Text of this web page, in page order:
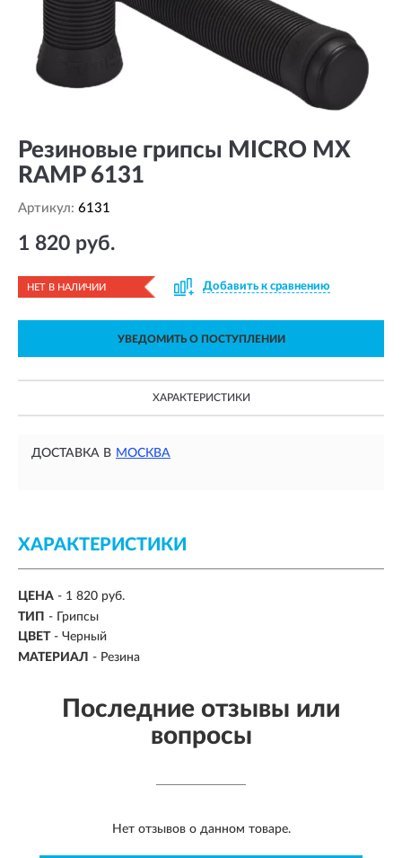
Резиновые грипсы MICRO MX
RAMP 6131
Артикул: 6131
1 820 руб.
НЕТ В НАЛИЧИИ Добавить к сравнению
УВЕДОМИТЬ О ПОСТУПЛЕНИИ
ХАРАКТЕРИСТИКИ
ДОСТАВКА В МОСКВА
ХАРАКТЕРИСТИКИ
ЦЕНА - 1 820 руб.
ТИП - Грипсы
ЦВЕТ - Черный
МАТЕРИАЛ - Резина
Последние отзывы или
вопросы
Нет отзывов о данном товаре.